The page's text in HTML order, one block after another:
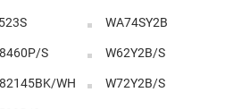
WA74SY2B
S W62Y2B/S
WH W72Y2B/S